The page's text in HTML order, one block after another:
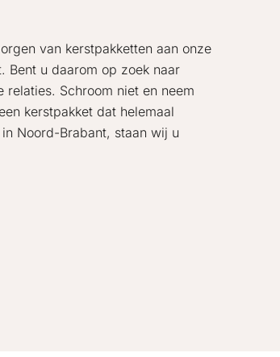
van kerstpakketten aan onze
Bent u daarom op zoek naar
Schroom niet en neem
kerstpakket dat helemaal
Noord-Brabant, staan wij u